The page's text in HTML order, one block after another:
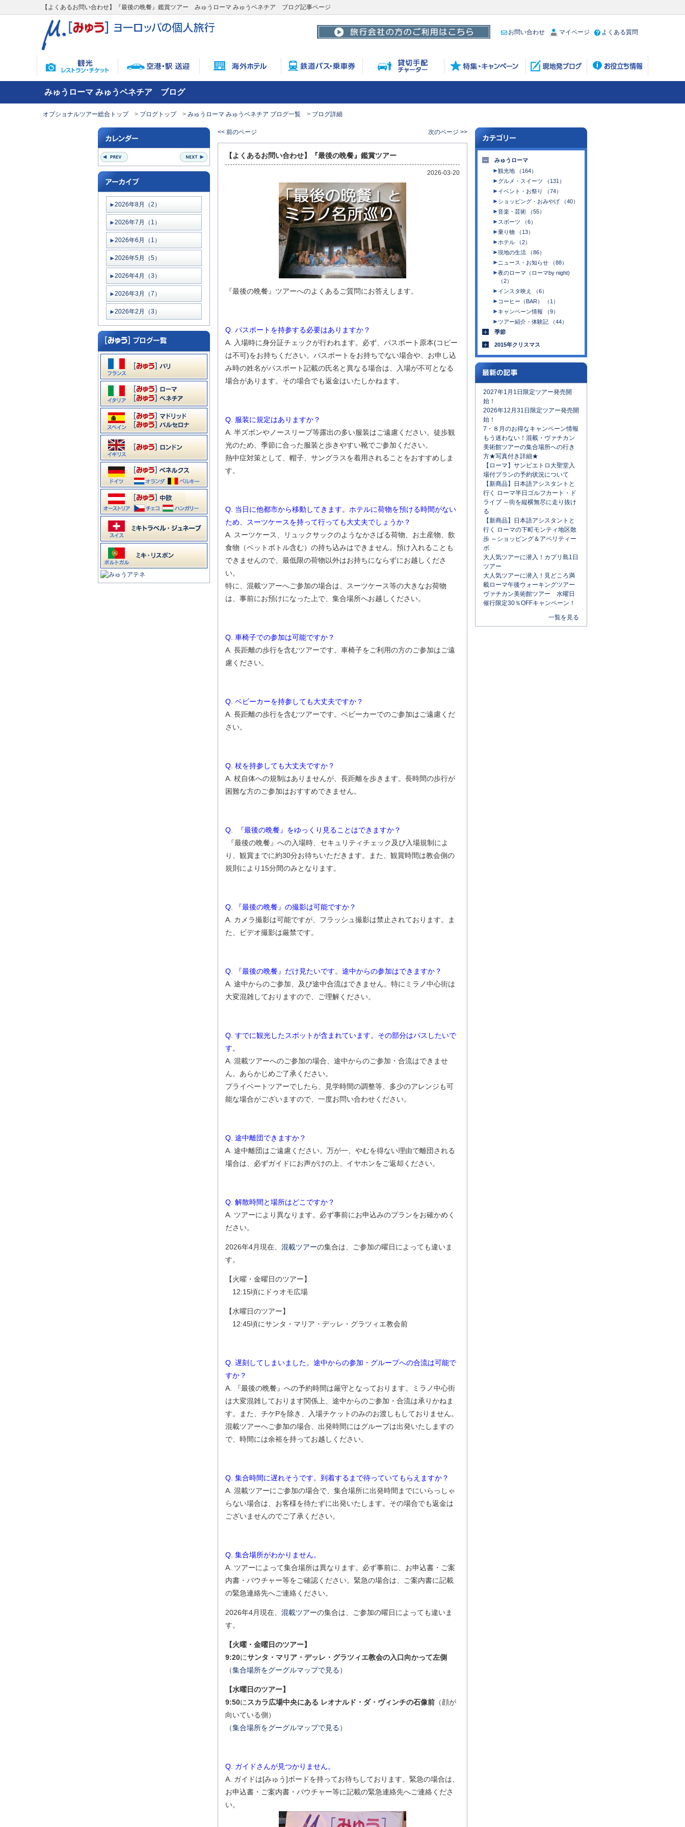
【よくあるお問い合わせ】『最後の晩餐』鑑賞ツアー みゅうローマ みゅうベネチア ブログ記事ページ
お問い合わせ マイページ よくある質問
みゅうローマ みゅうベネチア ブログ
オプショナルツアー総合トップ ブログトップ みゅうローマ みゅうベネチア ブログ一覧 ブログ詳細
2026年8月（2）
2026年7月（1）
2026年6月（1）
2026年5月（5）
2026年4月（3）
2026年3月（7）
2026年2月（3）
<< 前のページ 次のページ >>
【よくあるお問い合わせ】『最後の晩餐』鑑賞ツアー
2026-03-20
『最後の晩餐』ツアーへのよくあるご質問にお答えします。
Q. パスポートを持参する必要はありますか？
A. 入場時に身分証チェックが行われます。必ず、パスポート原本(コピー
は不可)をお持ちください。パスポートをお持ちでない場合や、お申し込
み時の姓名がパスポート記載の氏名と異なる場合は、入場が不可となる
場合があります。その場合でも返金はいたしかねます。
Q. 服装に規定はありますか？
A. 半ズボンやノースリーブ等露出の多い服装はご遠慮ください。徒歩観
光のため、季節に合った服装と歩きやすい靴でご参加ください。
熱中症対策として、帽子、サングラスを着用されることをおすすめしま
す。
Q. 当日に他都市から移動してきます。ホテルに荷物を預ける時間がない
ため、スーツケースを持って行っても大丈夫でしょうか？
A. スーツケース、リュックサックのようなかさばる荷物、お土産物、飲
食物（ペットボトル含む）の持ち込みはできません。預け入れることも
できませんので、最低限の荷物以外はお持ちにならずにお越しくださ
い。
特に、混載ツアーへご参加の場合は、スーツケース等の大きなお荷物
は、事前にお預けになった上で、集合場所へお越しください。
Q. 車椅子での参加は可能ですか？
A. 長距離の歩行を含むツアーです。車椅子をご利用の方のご参加はご遠
慮ください。
Q. ベビーカーを持参しても大丈夫ですか？
A. 長距離の歩行を含むツアーです。ベビーカーでのご参加はご遠慮くだ
さい。
Q. 杖を持参しても大丈夫ですか？
A. 杖自体への規制はありませんが、長距離を歩きます。長時間の歩行が
困難な方のご参加はおすすめできません。
Q. 『最後の晩餐』をゆっくり見ることはできますか？
『最後の晩餐』への入場時、セキュリティチェック及び入場規制によ
り、観賞までに約30分お待ちいただきます。また、観賞時間は教会側の
規則により15分間のみとなります。
Q. 『最後の晩餐』の撮影は可能ですか？
A. カメラ撮影は可能ですが、フラッシュ撮影は禁止されております。ま
た、ビデオ撮影は厳禁です。
Q. 『最後の晩餐』だけ見たいです。途中からの参加はできますか？
A. 途中からのご参加、及び途中合流はできません。特にミラノ中心街は
大変混雑しておりますので、ご理解ください。
Q. すでに観光したスポットが含まれています。その部分はパスしたいで
す。
A. 混載ツアーへのご参加の場合、途中からのご参加・合流はできませ
ん。あらかじめご了承ください。
プライベートツアーでしたら、見学時間の調整等、多少のアレンジも可
能な場合がございますので、一度お問い合わせください。
Q. 途中離団できますか？
A. 途中離団はご遠慮ください。万が一、やむを得ない理由で離団される
場合は、必ずガイドにお声がけの上、イヤホンをご返却ください。
Q. 解散時間と場所はどこですか？
A. ツアーにより異なります。必ず事前にお申込みのプランをお確かめく
ださい。
2026年4月現在、 混載ツアーの集合は、ご参加の曜日によっても違いま
す。
【火曜・金曜日のツアー】
12:15頃にドゥオモ広場
【水曜日のツアー】
12:45頃にサンタ・マリア・デッレ・グラツィエ教会前
Q. 遅刻してしまいました。途中からの参加・グループへの合流は可能で
すか？
A. 『最後の晩餐』への予約時間は厳守となっております。ミラノ中心街
は大変混雑しております関係上、途中からのご参加・合流は承りかねま
す。また、チケPを除き、入場チケットのみのお渡しもしておりません。
混載ツアーへご参加の場合、出発時間にはグループは出発いたしますの
で、時間には余裕を持ってお越しください。
Q. 集合時間に遅れそうです。到着するまで待っていてもらえますか？
A. 混載ツアーにご参加の場合で、集合場所に出発時間までにいらっしゃ
らない場合は、お客様を待たずに出発いたします。その場合でも返金は
ございませんのでご了承ください。
Q. 集合場所がわかりません。
A. ツアーによって集合場所は異なります。必ず事前に、お申込書・ご案
内書・バウチャー等をご確認ください。緊急の場合は、ご案内書に記載
の緊急連絡先へご連絡ください。
2026年4月現在、 混載ツアーの集合は、ご参加の曜日によっても違いま
す。
【火曜・金曜日のツアー】
9:20にサンタ・マリア・デッレ・グラツィエ教会の入口向かって左側
（集合場所をグーグルマップで見る）
【水曜日のツアー】
9:50に スカラ広場中央にある レオナルド・ダ・ヴィンチの石像前 （顔が
向いている側）
（集合場所をグーグルマップで見る）
Q. ガイドさんが見つかりません。
A. ガイドは[みゅう]ボードを持ってお待ちしております。緊急の場合は、
お申込書・ご案内書・バウチャー等に記載の緊急連絡先へご連絡くださ
い。
みゅうローマ
観光地 （164）
グルメ・スイーツ （131）
イベント・お祭り （74）
ショッピング・おみやげ （40）
音楽・芸術 （55）
スポーツ （6）
乗り物 （13）
ホテル （2）
現地の生活 （86）
ニュース・お知らせ （88）
夜のローマ（ローマby night)
（2）
インスタ映え （6）
コーヒー（BAR） （1）
キャンペーン情報 （9）
ツアー紹介・体験記 （44）
季節
2015年クリスマス
2027年1月1日限定ツアー発売開
始！
2026年12月31日限定ツアー発売開
始！
7・８月のお得なキャンペーン情報
もう迷わない！混載・ヴァチカン
美術館ツアーの集合場所への行き
方★写真付き詳細★
【ローマ】サンピエトロ大聖堂入
場付プランの予約状況について
【新商品】日本語アシスタントと
行く ローマ半日ゴルフカート・ド
ライブ ～街を縦横無尽に走り抜け
る
【新商品】日本語アシスタントと
行く ローマの下町モンティ地区散
歩 ～ショッピング＆アペリティー
ボ
大人気ツアーに潜入！カプリ島1日
ツアー
大人気ツアーに潜入！見どころ満
載ローマ午後ウォーキングツアー
ヴァチカン美術館ツアー 水曜日
催行限定30％OFFキャンペーン！
一覧を見る